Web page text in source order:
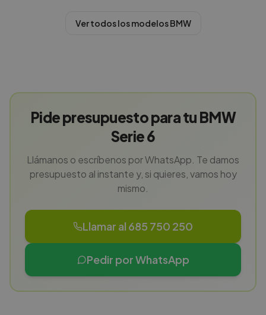
Ver todos los modelosBMW
Pide presupuesto para tu BMW
Serie 6
Llámanos o escríbenos por WhatsApp. Te damos
presupuesto al instante y, si quieres, vamos hoy
mismo.
Llamar al 685 750 250
Pedir por WhatsApp